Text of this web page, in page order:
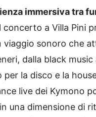
immersiva tra
concerto a Villa Pini
viaggio sonoro che
dalla black music
per la disco e la
live dei Kymono
una dimensione di